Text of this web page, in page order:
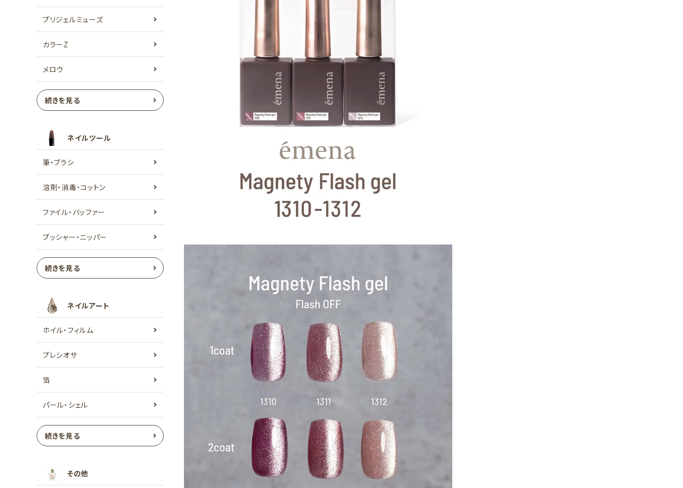
プリジェルミューズ
カラーZ
メロウ
続きを見る
ネイルツール
筆・ブラシ
溶剤・消毒・コットン
ファイル・バッファー
プッシャー・ニッパー
続きを見る
ネイルアート
ホイル・フィルム
プレシオサ
箔
パール・シェル
続きを見る
その他